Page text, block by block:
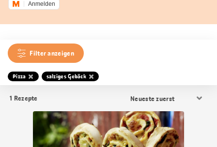
Anmelden
Filter anzeigen
Pizza salziges Gebäck
1 Rezepte
Sortierung